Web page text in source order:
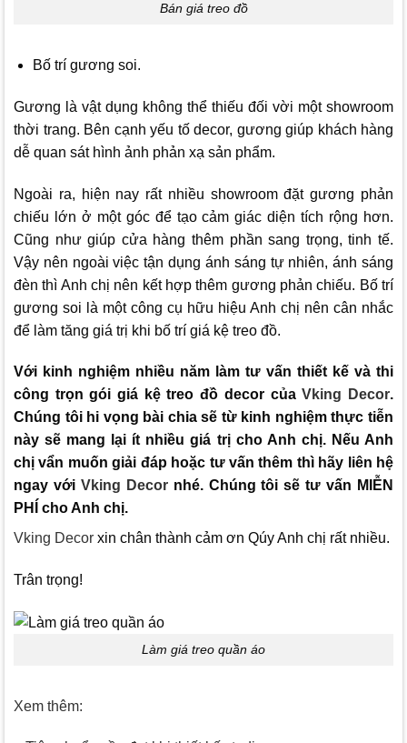
Bán giá treo đồ
Bố trí gương soi.
Gương là vật dụng không thể thiếu đối vời một showroom
thời trang. Bên cạnh yếu tố decor, gương giúp khách hàng
dễ quan sát hình ảnh phản xạ sản phẩm.
Ngoài ra, hiện nay rất nhiều showroom đặt gương phản
chiếu lớn ở một góc để tạo cảm giác diện tích rộng hơn.
Cũng như giúp cửa hàng thêm phần sang trọng, tinh tế.
Vậy nên ngoài việc tận dụng ánh sáng tự nhiên, ánh sáng
đèn thì Anh chị nên kết hợp thêm gương phản chiếu. Bố trí
gương soi là một công cụ hữu hiệu Anh chị nên cân nhắc
để làm tăng giá trị khi bố trí giá kệ treo đồ.
Với kinh nghiệm nhiều năm làm tư vấn thiết kế và thi
công trọn gói giá kệ treo đồ decor củaVking Decor.
Chúng tôi hi vọng bài chia sẽ từ kinh nghiệm thực tiễn
này sẽ mang lại ít nhiều giá trị cho Anh chị. Nếu Anh
chị vẩn muốn giải đáp hoặc tư vấn thêm thì hãy liên hệ
ngay với Vking Decornhé. Chúng tôi sẽ tư vấn MIỄN
PHÍ cho Anh chị.
Vking Decor xin chân thành cảm ơn Qúy Anh chị rất nhiều.
Trân trọng!
Làm giá treo quần áo
Xem thêm: